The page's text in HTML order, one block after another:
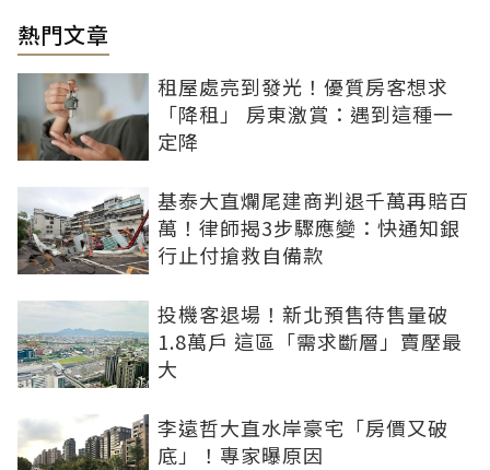
熱門文章
租屋處亮到發光！優質房客想求
「降租」 房東激賞：遇到這種一
定降
基泰大直爛尾建商判退千萬再賠百
萬！律師揭3步驟應變：快通知銀
行止付搶救自備款
投機客退場！新北預售待售量破
1.8萬戶 這區「需求斷層」賣壓最
大
李遠哲大直水岸豪宅「房價又破
底」！專家曝原因